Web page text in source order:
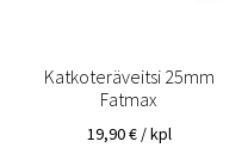
Katkoteräveitsi 25mm
Fatmax
19,90€ / kpl